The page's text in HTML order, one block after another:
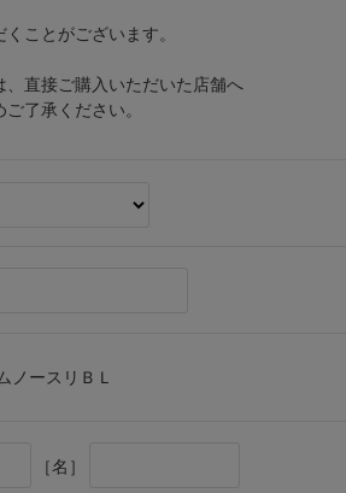
ことがございます。
直接ご購入いただいた店舗へ
了承ください。
ノースリＢＬ
［名］